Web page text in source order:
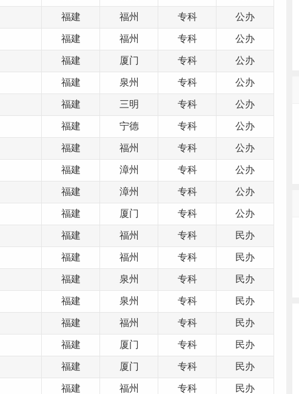
福建 福州 专科 公办
福建 福州 专科 公办
福建 厦门 专科 公办
福建 泉州 专科 公办
福建 三明 专科 公办
福建 宁德 专科 公办
福建 福州 专科 公办
福建 漳州 专科 公办
福建 漳州 专科 公办
福建 厦门 专科 公办
福建 福州 专科 民办
福建 福州 专科 民办
福建 泉州 专科 民办
福建 泉州 专科 民办
福建 福州 专科 民办
福建 厦门 专科 民办
福建 厦门 专科 民办
福建 福州 专科 民办